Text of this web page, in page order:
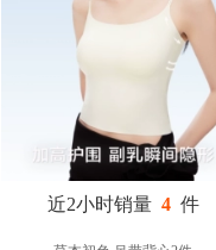
近2小时销量 4 件